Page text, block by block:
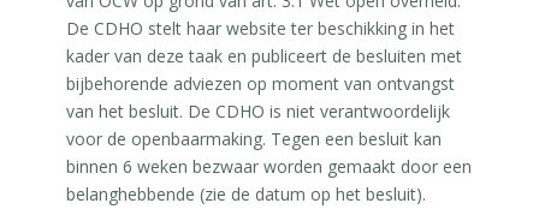
De CDHO stelt haar website ter beschikking in het
kader van deze taak en publiceert de besluiten met
bijbehorende adviezen op moment van ontvangst
van het besluit. De CDHO is niet verantwoordelijk
voor de openbaarmaking. Tegen een besluit kan
binnen 6 weken bezwaar worden gemaakt door een
belanghebbende (zie de datum op het besluit).